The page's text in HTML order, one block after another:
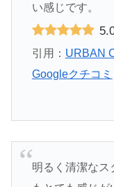
い感じです。
引用： URBAN
Googleクチコミ
明るく清潔なス